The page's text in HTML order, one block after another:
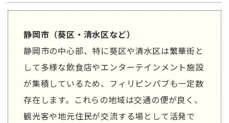
静岡市（葵区・清水区など）
静岡市の中心部、特に葵区や清水区は繁華街と
して多様な飲食店やエンターテインメント施設
が集積しているため、フィリピンパブも一定数
存在します。これらの地域は交通の便が良く、
観光客や地元住民が交流する場として活発で